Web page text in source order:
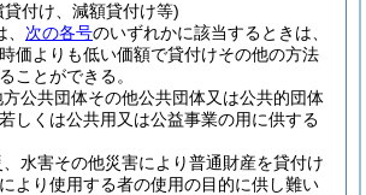
付け、減額貸付け等)
次の各号のいずれかに該当するときは、
価よりも低い価額で貸付けその他の方法
ことができる。
公共団体その他公共団体又は公共的団体
しくは公共用又は公益事業の用に供する
水害その他災害により普通財産を貸付け
より使用する者の使用の目的に供し難い